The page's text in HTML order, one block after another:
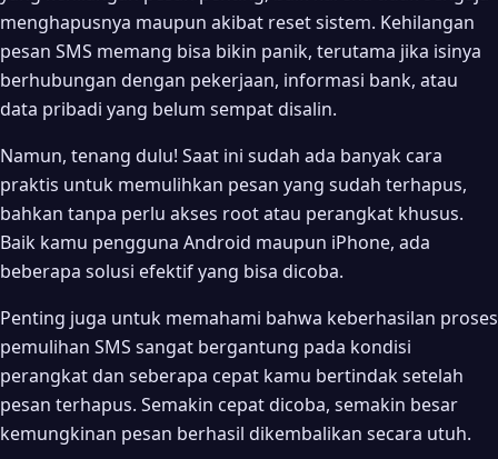
1. Melalui Backup Google
2. Menggunakan Aplikasi SMS Backup & Restore
3. Menggunakan Aplikasi Pemulihan Data (Tanpa Root)
1. Melalui iCloud Backup
2. Menggunakan iTunes (Mac atau PC)
3. Menggunakan Aplikasi Pemulihan Data iOS
Alternatif: Gunakan Layanan Operator
Kesimpulan
menghapusnya maupun akibat reset sistem. Kehilangan
pesan SMS memang bisa bikin panik, terutama jika isinya
berhubungan dengan pekerjaan, informasi bank, atau
data pribadi yang belum sempat disalin.
Namun, tenang dulu! Saat ini sudah ada banyak cara
praktis untuk memulihkan pesan yang sudah terhapus,
bahkan tanpa perlu akses root atau perangkat khusus.
Baik kamu pengguna Android maupun iPhone, ada
beberapa solusi efektif yang bisa dicoba.
Penting juga untuk memahami bahwa keberhasilan proses
pemulihan SMS sangat bergantung pada kondisi
perangkat dan seberapa cepat kamu bertindak setelah
pesan terhapus. Semakin cepat dicoba, semakin besar
kemungkinan pesan berhasil dikembalikan secara utuh.